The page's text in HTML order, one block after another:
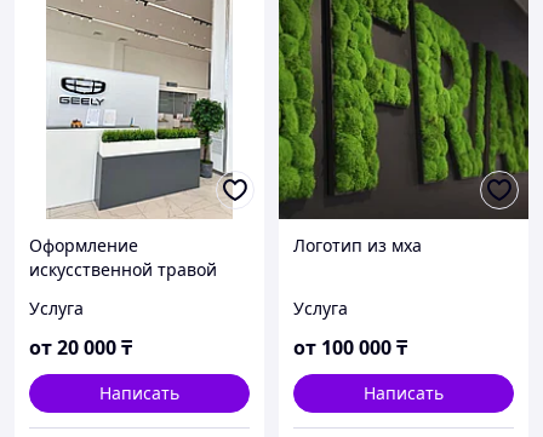
Оформление
искусственной травой
Услуга
от20 000₸
Написать
Логотип из мха
Услуга
от 100 000₸
Написать